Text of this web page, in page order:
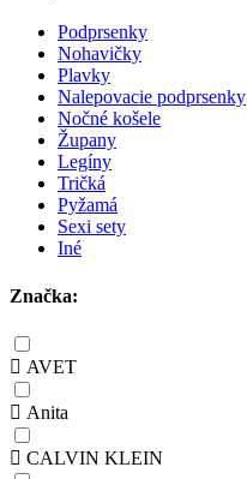
Podprsenky
Nohavičky
Plavky
Nalepovacie podprsenky
Nočné košele
Župany
Legíny
Tričká
Pyžamá
Sexi sety
Iné
Značka:
AVET
Anita
CALVIN KLEIN